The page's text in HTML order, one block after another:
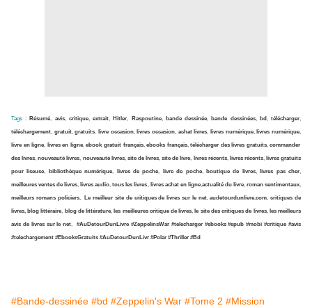
Tags : Résumé, avis, critique,extrait, Hitler, Raspoutine, bande dessinée, bande dessinées, bd ,télécharger,
téléchargement, gratuit,gratuits. livre occasion, livres occasion, achat livres, livres numérique, livres numérique,
livre en ligne, livres en ligne,ebook gratuit français,ebooks français,télécharger des livres gratuits,commander
des livres,nouveauté livres, nouveauté livres, site de livres,site de livre, livres récents,livres récents, livres gratuits
pour liseuse, bibliothèque numérique, livres de poche, livre de poche,boutique de livres, livres pas cher,
meilleures ventes de livres, livres audio,tous les livres, livres achat en ligne,actualité du livre, roman sentimentaux,
meilleurs romans policiers, Le meilleur site de critiques de livres sur le net,audetourdunlivre.com, critiques de
livres, blog littéraire, blog de littérature, les meilleures critique de livres, le site des critiques de livres, les meilleurs
avis de livres sur le net,#AuDetourDunLivre #ZeppelinsWar #telecharger #ebooks #epub #mobi #critique #avis
#telechargement #EbooksGratuits #AuDetourDunLivr #Polar #Thriller #Bd
#Bande-dessinée #bd #Zeppelin's War #Tome 2 #Mission